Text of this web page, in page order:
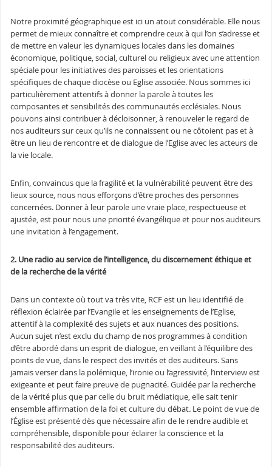
Notre proximité géographique est ici un atout considérable. Elle nous
permet de mieux connaître et comprendre ceux à qui l’on s’adresse et
de mettre en valeur les dynamiques locales dans les domaines
économique, politique, social, culturel ou religieux avec une attention
spéciale pour les initiatives des paroisses et les orientations
spécifiques de chaque diocèse ou Eglise associée. Nous sommes ici
particulièrement attentifs à donner la parole à toutes les
composantes et sensibilités des communautés ecclésiales. Nous
pouvons ainsi contribuer à décloisonner, à renouveler le regard de
nos auditeurs sur ceux qu’ils ne connaissent ou ne côtoient pas et à
être un lieu de rencontre et de dialogue de l’Eglise avec les acteurs de
la vie locale.
Enfin, convaincus que la fragilité et la vulnérabilité peuvent être des
lieux source, nous nous efforçons d’être proches des personnes
concernées. Donner à leur parole une vraie place, respectueuse et
ajustée, est pour nous une priorité évangélique et pour nos auditeurs
une invitation à l’engagement.
2. Une radio au service de l’intelligence, du discernement éthique et
de la recherche de la vérité
Dans un contexte où tout va très vite, RCF est un lieu identifié de
réflexion éclairée par l’Evangile et les enseignements de l’Eglise,
attentif à la complexité des sujets et aux nuances des positions.
Aucun sujet n’est exclu du champ de nos programmes à condition
d’être abordé dans un esprit de dialogue, en veillant à l’équilibre des
points de vue, dans le respect des invités et des auditeurs. Sans
jamais verser dans la polémique, l’ironie ou l’agressivité, l’interview est
exigeante et peut faire preuve de pugnacité. Guidée par la recherche
de la vérité plus que par celle du bruit médiatique, elle sait tenir
ensemble affirmation de la foi et culture du débat. Le point de vue de
l’Église est présenté dès que nécessaire afin de le rendre audible et
compréhensible, disponible pour éclairer la conscience et la
responsabilité des auditeurs.